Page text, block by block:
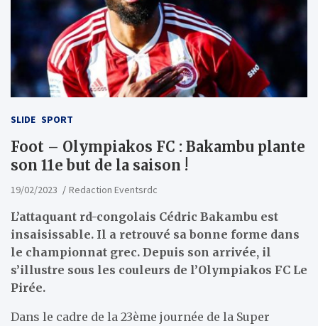
SLIDE SPORT
Foot – Olympiakos FC : Bakambu plante
son 11e but de la saison !
19/02/2023 Redaction Eventsrdc
L’attaquant rd-congolais Cédric Bakambu est
insaisissable. Il a retrouvé sa bonne forme dans
le championnat grec. Depuis son arrivée, il
s’illustre sous les couleurs de l’Olympiakos FC Le
Pirée.
Dans le cadre de la 23ème journée de la Super